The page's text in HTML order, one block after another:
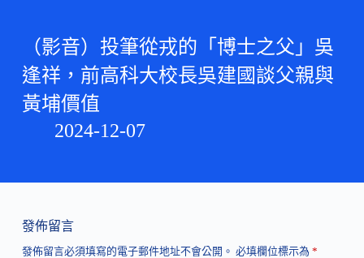
（影音）投筆從戎的「博士之父」吳
逢祥，前高科大校長吳建國談父親與
黃埔價值
2024-12-07
發佈留言
發佈留言必須填寫的電子郵件地址不會公開。 必填欄位標示為 *